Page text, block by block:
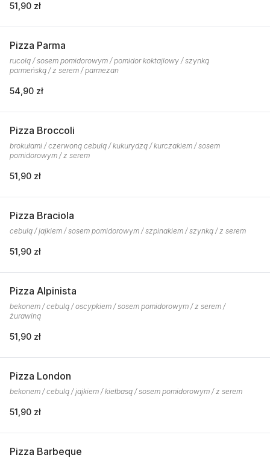
51,90 zł
Pizza Parma
rucolą / sosem pomidorowym / pomidor koktajlowy / szynką
parmeńską / z serem / parmezan
54,90 zł
Pizza Broccoli
brokułami / czerwoną cebulą / kukurydzą / kurczakiem / sosem
pomidorowym / z serem
51,90 zł
Pizza Braciola
cebulą / jajkiem / sosem pomidorowym / szpinakiem / szynką / z serem
51,90 zł
Pizza Alpinista
bekonem / cebulą / oscypkiem / sosem pomidorowym / z serem /
żurawiną
51,90 zł
Pizza London
bekonem / cebulą / jajkiem / kiełbasą / sosem pomidorowym / z serem
51,90 zł
Pizza Barbeque